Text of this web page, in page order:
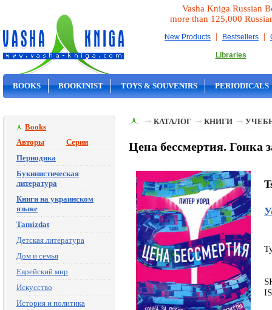
Vasha Kniga Russian
more than 125,000
New Products | Bestsellers |
Libraries
BOOKS BOOKINIST TOYS & SOUVENIRS PERIODICALS
Books
Авторы
Серии
Периодика
Букинистическая
литература
Книги на украинском
языке
Tamizdat
Детская литература
Дом и семья
Еврейский мир
Искусство
История и политика
КАТАЛОГ КНИГИ
Цена бессмертия. Гонка